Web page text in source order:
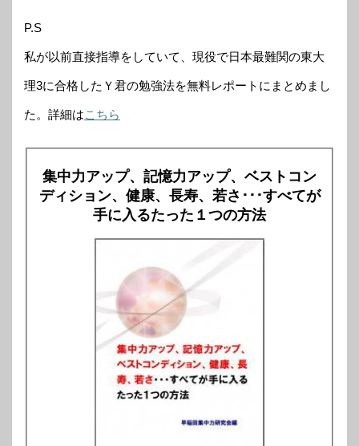
P.S
私が以前直接指導をしていて、現役で日本最難関の東大
理3に合格したＹ君の勉強法を無料レポートにまとめまし
た。詳細はこちら
集中力アップ、記憶力アップ、ベストコン
ディション、健康、長寿、若さ･･･すべてが
手に入るたった１つの方法